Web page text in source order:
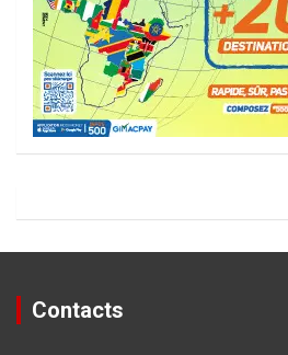
Contacts